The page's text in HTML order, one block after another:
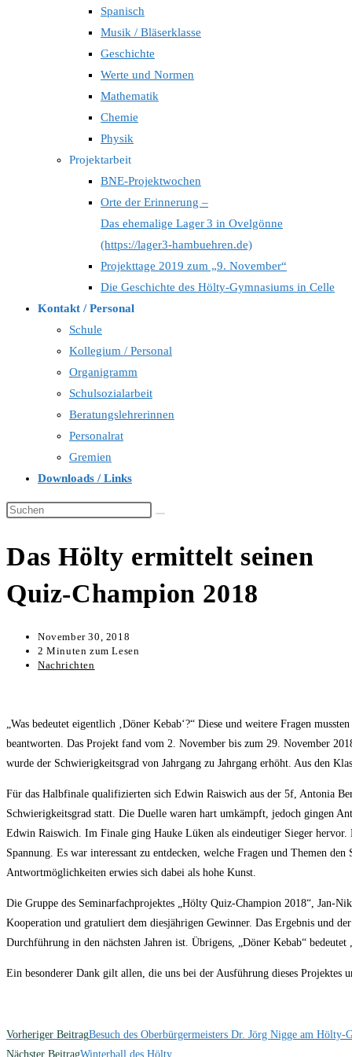
Spanisch
Musik / Bläserklasse
Geschichte
Werte und Normen
Mathematik
Chemie
Physik
Projektarbeit
BNE-Projektwochen
Orte der Erinnerung –
Das ehemalige Lager 3 in Ovelgönne
(https://lager3-hambuehren.de)
Projekttage 2019 zum „9. November“
Die Geschichte des Hölty-Gymnasiums in Celle
Kontakt / Personal
Schule
Kollegium / Personal
Organigramm
Schulsozialarbeit
Beratungslehrerinnen
Personalrat
Gremien
Downloads / Links
Diese
durchsuchen
Das Hölty ermittelt seinen
Quiz-Champion 2018
November 30, 2018
2 Minuten zum Lesen
Nachrichten
„Was bedeutet eigentlich ‚Döner Kebab‘?“ Diese und weitere Fragen
beantworten. Das Projekt fand vom 2. November bis zum 29. November
wurde der Schwierigkeitsgrad von Jahrgang zu Jahrgang erhöht. Aus den
Für das Halbfinale qualifizierten sich Edwin Raiswich aus der 5f, Antonia
Schwierigkeitsgrad statt. Die Duelle waren hart umkämpft, jedoch gingen
Edwin Raiswich. Im Finale ging Hauke Lüken als eindeutiger Sieger
Spannung. Es war interessant zu entdecken, welche Fragen und Themen
Antwortmöglichkeiten erwies sich dabei als hohe Kunst.
Die Gruppe des Seminarfachprojektes „Hölty Quiz-Champion 2018“, Jan-
Kooperation und gratuliert dem diesjährigen Gewinner. Das Ergebnis und
Durchführung in den nächsten Jahren ist. Übrigens, „Döner Kebab“
Ein besonderer Dank gilt allen, die uns bei der Ausführung dieses Projektes
Weitere
Vorheriger BeitragBesuch des Oberbürgermeisters Dr. Jörg Nigge am Hölty-
Nächster BeitragWinterball des Hölty